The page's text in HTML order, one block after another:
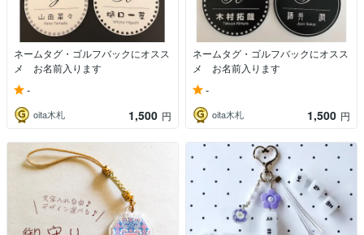
ネームタグ・ゴルフバックにオスス
メ お名前入ります
-
oita木札 1,500 円
ネームタグ・ゴルフバックにオスス
メ お名前入ります
-
oita木札 1,500 円